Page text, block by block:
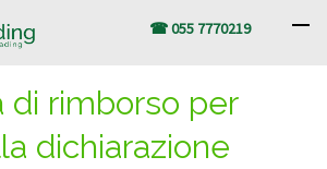
☎ 055 7770219
di rimborso per
dichiarazione